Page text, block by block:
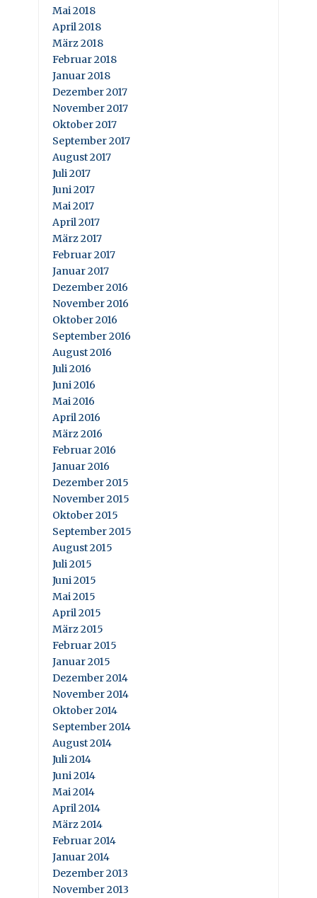
Mai 2018
April 2018
März 2018
Februar 2018
Januar 2018
Dezember 2017
November 2017
Oktober 2017
September 2017
August 2017
Juli 2017
Juni 2017
Mai 2017
April 2017
März 2017
Februar 2017
Januar 2017
Dezember 2016
November 2016
Oktober 2016
September 2016
August 2016
Juli 2016
Juni 2016
Mai 2016
April 2016
März 2016
Februar 2016
Januar 2016
Dezember 2015
November 2015
Oktober 2015
September 2015
August 2015
Juli 2015
Juni 2015
Mai 2015
April 2015
März 2015
Februar 2015
Januar 2015
Dezember 2014
November 2014
Oktober 2014
September 2014
August 2014
Juli 2014
Juni 2014
Mai 2014
April 2014
März 2014
Februar 2014
Januar 2014
Dezember 2013
November 2013